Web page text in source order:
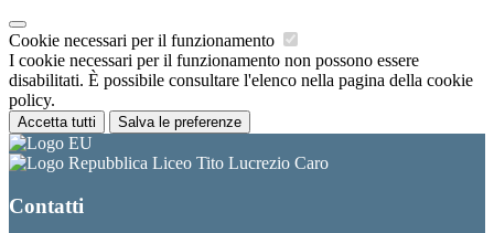
Cookie necessari per il funzionamento
I cookie necessari per il funzionamento non possono essere
disabilitati. È possibile consultare l'elenco nella pagina della cookie
policy.
Accetta tutti Salva le preferenze
Liceo Tito Lucrezio Caro
Contatti